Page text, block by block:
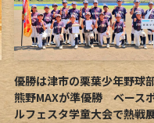
優勝は津市の栗葉少年野
熊野MAXが準優勝 ベース
ルフェスタ学童大会で熱戦